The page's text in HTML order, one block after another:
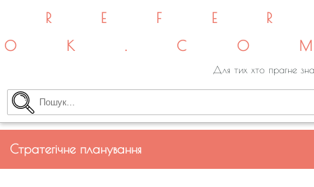
Для тих хто прагне
Стратегічне планування